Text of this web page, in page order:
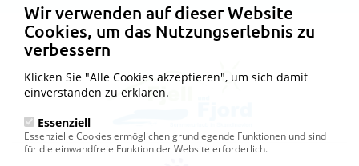
Wir verwenden auf dieser Website
Cookies, um das Nutzungserlebnis zu
verbessern
Klicken Sie "Alle Cookies akzeptieren", um sich damit
einverstanden zu erklären.
Essenziell
Essenzielle Cookies ermöglichen grundlegende Funktionen und sind
für die einwandfreie Funktion der Website erforderlich.